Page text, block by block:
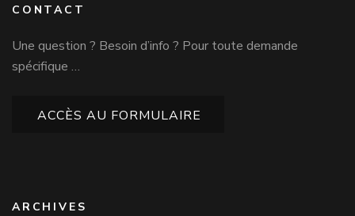
CONTACT
Une question ? Besoin d’info ? Pour toute demande
spécifique …
ACCÈS AU FORMULAIRE
ARCHIVES